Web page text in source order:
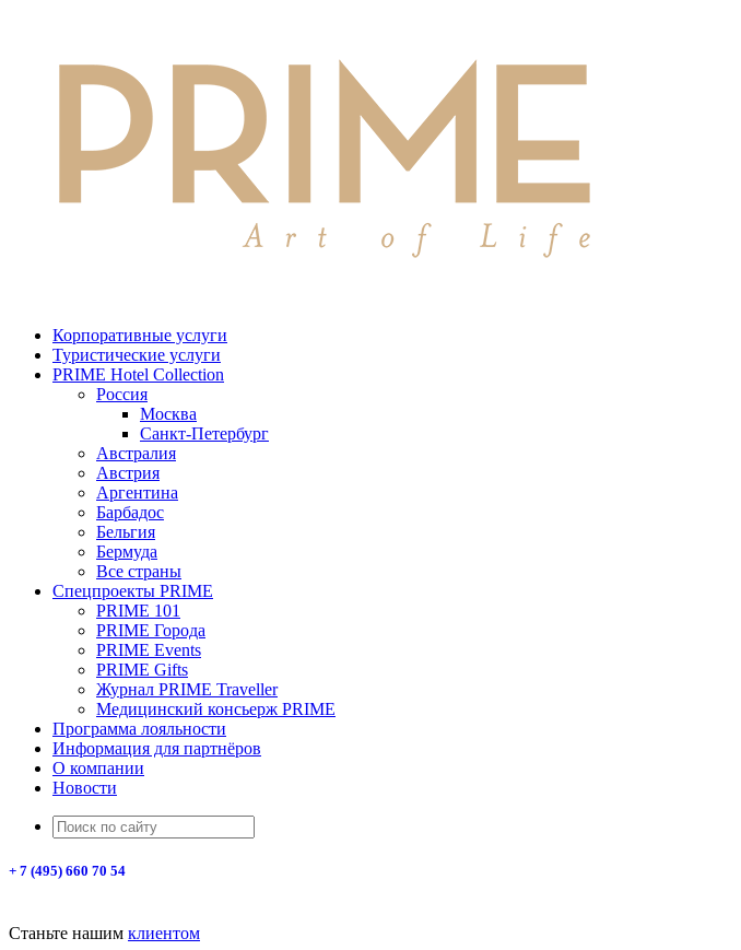
Корпоративные услуги
Туристические услуги
PRIME Hotel Collection
Россия
Москва
Санкт-Петербург
Австралия
Австрия
Аргентина
Барбадос
Бельгия
Бермуда
Все страны
Спецпроекты PRIME
PRIME 101
PRIME Города
PRIME Events
PRIME Gifts
Журнал PRIME Traveller
Медицинский консьерж PRIME
Программа лояльности
Информация для партнёров
О компании
Новости
+ 7 (495) 660 70 54
Станьте нашим клиентом